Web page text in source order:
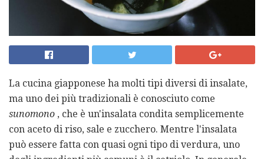
La cucina giapponese ha molti tipi diversi di insalate,
ma uno dei più tradizionali è conosciuto come
sunomono , che è un'insalata condita semplicemente
con aceto di riso, sale e zucchero. Mentre l'insalata
può essere fatta con quasi ogni tipo di verdura, uno